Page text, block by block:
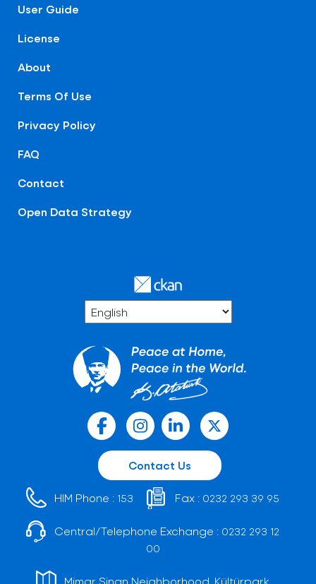
User Guide
License
About
Terms Of Use
Privacy Policy
FAQ
Contact
Open Data Strategy
Contact Us
HIM Phone : 153 Fax : 0232 293 39 95
Central/Telephone Exchange : 0232 293 12
00
Mimar Sinan Neighborhood, Kültürpark